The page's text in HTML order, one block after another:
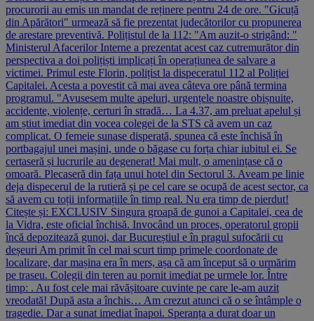
procurorii au emis un mandat de reținere pentru 24 de ore. "Gicuță
din Apărători" urmează să fie prezentat judecătorilor cu propunerea
de arestare preventivă. Polițistul de la 112: "Am auzit-o strigând: "
Ministerul Afacerilor Interne a prezentat acest caz cutremurător din
perspectiva a doi polițiști implicați în operațiunea de salvare a
victimei. Primul este Florin, polițist la dispeceratul 112 al Poliției
Capitalei. Acesta a povestit că mai avea câteva ore până termina
programul. "Avusesem multe apeluri, urgențele noastre obișnuite,
accidente, violențe, certuri în stradă… La 4.37, am preluat apelul și
am știut imediat din vocea colegei de la STS că avem un caz
complicat. O femeie sunase disperată, spunea că este închisă în
portbagajul unei mașini, unde o băgase cu forța chiar iubitul ei. Se
certaseră și lucrurile au degenerat! Mai mult, o amenințase că o
omoară. Plecaseră din fața unui hotel din Sectorul 3. Aveam pe linie
deja dispecerul de la rutieră și pe cel care se ocupă de acest sector, ca
să avem cu toții informațiile în timp real. Nu era timp de pierdut!
Citește și: EXCLUSIV Singura groapă de gunoi a Capitalei, cea de
la Vidra, este oficial închisă. Invocând un proces, operatorul gropii
încă depozitează gunoi, dar Bucureștiul e în pragul sufocării cu
deșeuri Am primit în cel mai scurt timp primele coordonate de
localizare, dar mașina era în mers, așa că am început să o urmărim
pe traseu. Colegii din teren au pornit imediat pe urmele lor. Între
timp: . Au fost cele mai răvășitoare cuvinte pe care le-am auzit
vreodată! După asta a închis… Am crezut atunci că o se întâmple o
tragedie. Dar a sunat imediat înapoi. Speranța a durat doar un